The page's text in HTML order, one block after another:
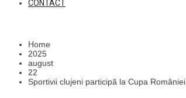
CONTACT
Home
2025
august
22
Sportivii clujeni participă la Cupa